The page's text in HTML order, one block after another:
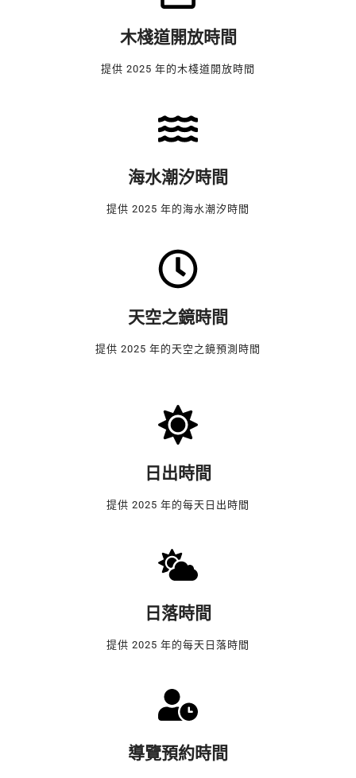
木棧道開放時間
提供 2025 年的木棧道開放時間
海水潮汐時間
提供 2025 年的海水潮汐時間
天空之鏡時間
提供 2025 年的天空之鏡預測時間
日出時間
提供 2025 年的每天日出時間
日落時間
提供 2025 年的每天日落時間
導覽預約時間